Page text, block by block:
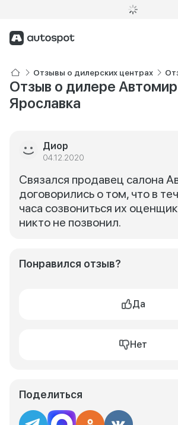
Отзывы о дилерских центрах
Отзыв о дилере
Ярославка
Диор
04.12.2020
Связался продавец салона
договорились о том, что в
часа созвониться их
никто не позвонил.
Понравился отзыв?
Да
Нет
Поделиться